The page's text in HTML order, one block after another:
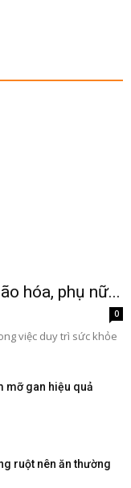
hóa, phụ nữ...
0
việc duy trì sức khỏe
mỡ gan hiệu quả
ruột nên ăn thường